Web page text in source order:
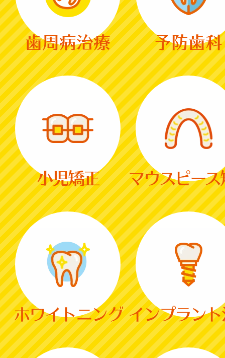
歯周病治療 予防歯科
小児矯正 マウスピース
ホワイトニング インプラン